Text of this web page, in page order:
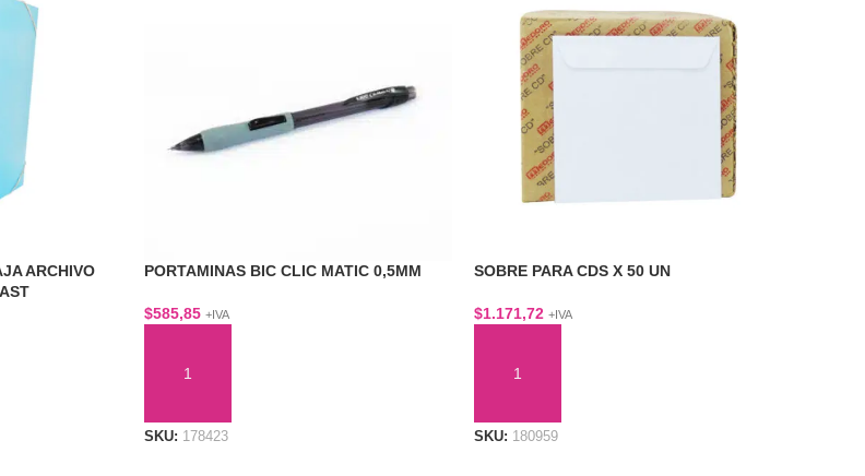
ARCHIVO
PORTAMINAS BIC CLIC MATIC 0,5MM
$585,85 +IVA
SKU: 178423
SOBRE PARA CDS X 50 UN
$1.171,72 +IVA
SKU: 180959